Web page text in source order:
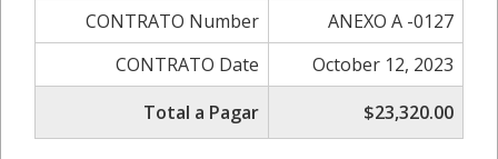
CONTRATO Number
ANEXO A -0127
CONTRATO Date
October 12, 2023
Total a Pagar
$23,320.00